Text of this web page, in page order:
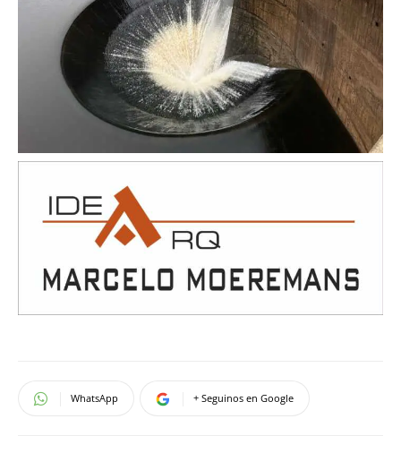
WhatsApp + Seguinos en Google